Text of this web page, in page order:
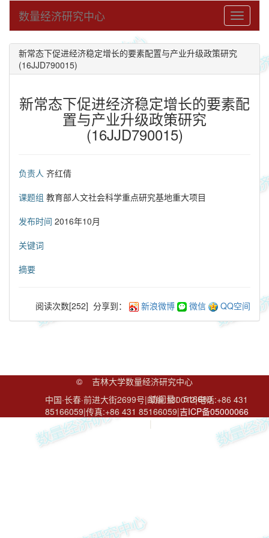
Toggle
数量经济研究中心
新常态下促进经济稳定增长的要素配置与产业升级政策研究
(16JJD790015)
新常态下促进经济稳定增长的要素配
置与产业升级政策研究
(16JJD790015)
负责人 齐红倩
课题组 教育部人文社会科学重点研究基地重大项目
发布时间 2016年10月
关键词
摘要
阅读次数[252] 分享到： 新浪微博 微信 QQ空间
©
吉林大学数量经济研究中心
中国·长春·前进大街2699号|邮编:130012|电话:+86 431
85166059|传真:+86 431 85166059|吉ICP备05000066
|
访问量：516688